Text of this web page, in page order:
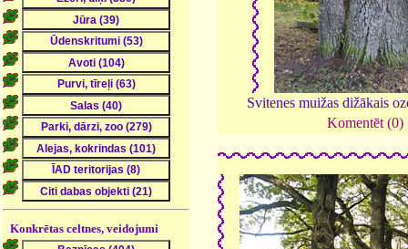
Konkrētas celtnes, veidojumi
Svitenes muižas dižākais
Komentēt (0)